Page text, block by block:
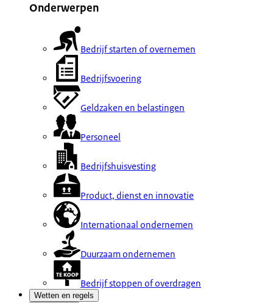
Onderwerpen
Bedrijf starten of overnemen
Bedrijfsvoering
Geldzaken en belastingen
Personeel
Bedrijfshuisvesting
Product, dienst en innovatie
Internationaal ondernemen
Duurzaam ondernemen
Bedrijf stoppen of overdragen
Wetten en regels